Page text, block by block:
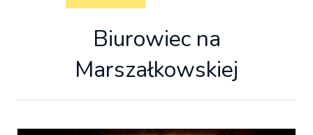
Biurowiec na
Marszałkowskiej